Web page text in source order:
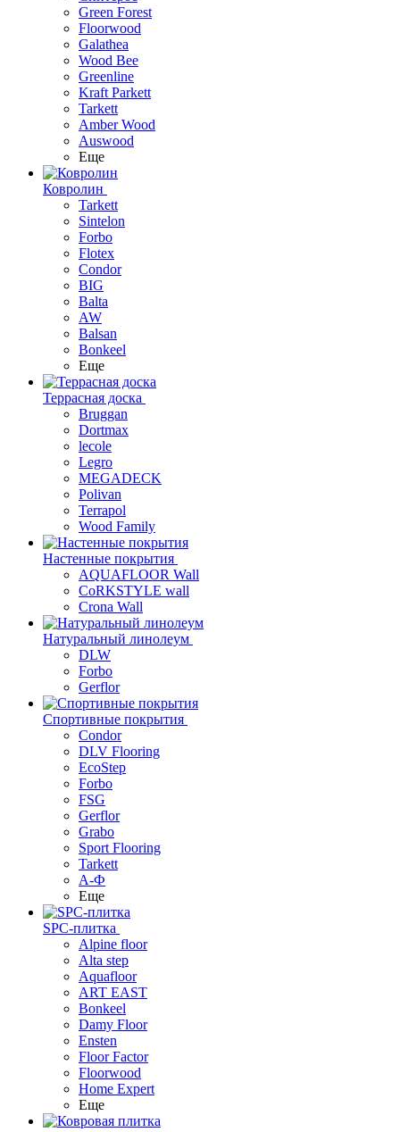
Green Forest
Floorwood
Galathea
Wood Bee
Greenline
Kraft Parkett
Tarkett
Amber Wood
Auswood
Еще
Ковролин
Tarkett
Sintelon
Forbo
Flotex
Condor
BIG
Balta
AW
Balsan
Bonkeel
Еще
Террасная доска
Bruggan
Dortmax
lecole
Legro
MEGADECK
Polivan
Terrapol
Wood Family
Настенные покрытия
AQUAFLOOR Wall
CoRKSTYLE wall
Crona Wall
Натуральный линолеум
DLW
Forbo
Gerflor
Спортивные покрытия
Condor
DLV Flooring
EcoStep
Forbo
FSG
Gerflor
Grabo
Sport Flooring
Tarkett
А-Ф
Еще
SPC-плитка
Alpine floor
Alta step
Aquafloor
ART EAST
Bonkeel
Damy Floor
Ensten
Floor Factor
Floorwood
Home Expert
Еще